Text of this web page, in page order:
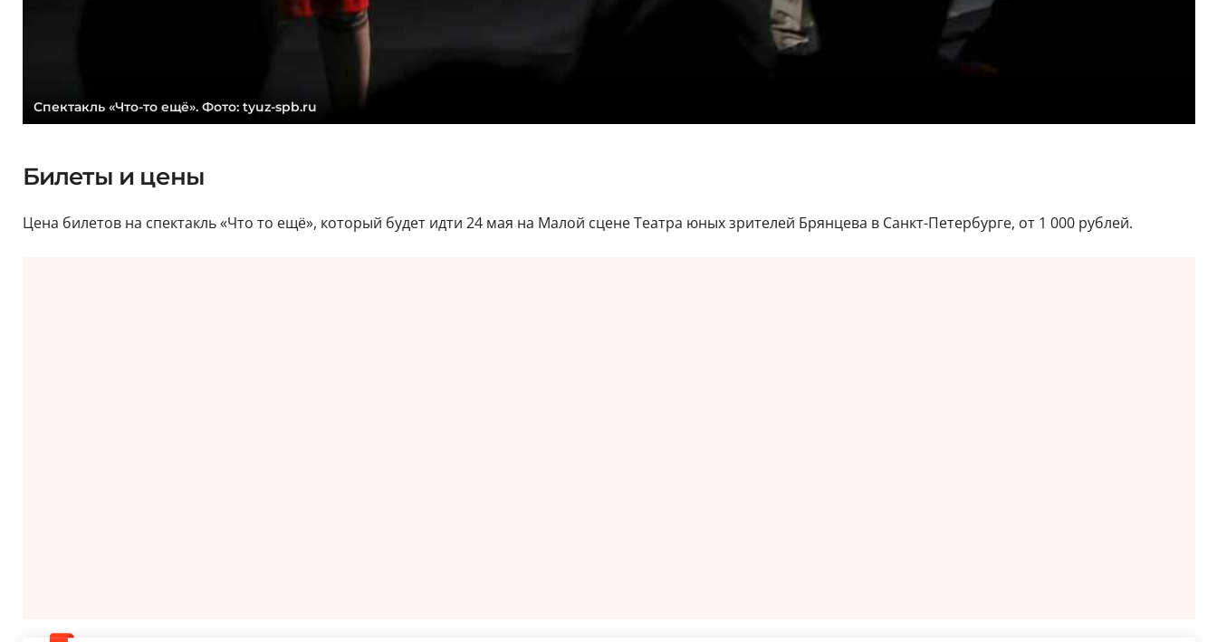
Спектакль «Что-то ещё». Фото: tyuz-spb.ru
Билеты и цены
Цена билетов на спектакль «Что то ещё», который будет идти 24 мая на Малой сцене Театра юных зрителей Брянцева в Санкт-Петербурге, от 1 000 рублей.